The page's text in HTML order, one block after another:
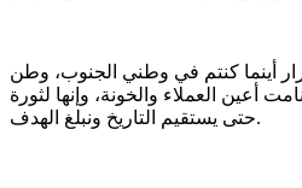
أينما كنتم في وطني الجنوب، وطن
أعين العملاء والخونة، وإنها لثورة
حتى يستقيم التاريخ ونبلغ الهدف.